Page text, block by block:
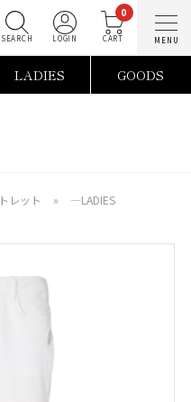
0
LADIES GOODS
レット »
―LADIES